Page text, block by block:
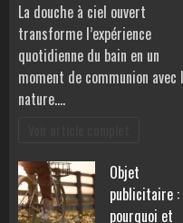
La douche à ciel ouvert
transforme l’expérience
quotidienne du bain en un
moment de communion avec
nature.…
Objet
publicitaire :
pourquoi et